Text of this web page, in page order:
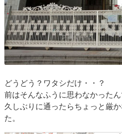
どうどう？ワタシだけ・・？
前はそんなふうに思わなかった
久しぶりに通ったらちょっと厳
た。